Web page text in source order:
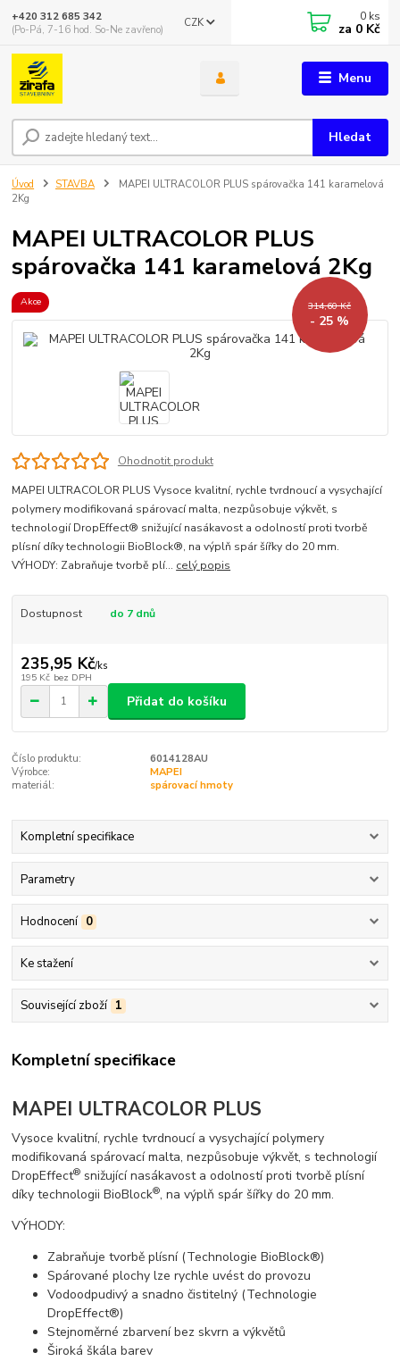
Menu
CZK
Hledat
+420 312 685 342
(Po-Pá, 7-16 hod. So-Ne zavřeno)
0 ks
za 0 Kč
Úvod STAVBA
MAPEI ULTRACOLOR PLUS spárovačka 141 karamelová
2Kg
MAPEI ULTRACOLOR PLUS
spárovačka 141 karamelová 2Kg
Akce 314,60 Kč
- 25 %
Ohodnotit produkt
MAPEI ULTRACOLOR PLUS Vysoce kvalitní, rychle tvrdnoucí a vysychající
polymery modifikovaná spárovací malta, nezpůsobuje výkvět, s
technologií DropEffect® snižující nasákavost a odolností proti tvorbě
plísní díky technologii BioBlock®, na výplň spár šířky do 20 mm.
VÝHODY: Zabraňuje tvorbě plí... celý popis
Dostupnost do 7 dnů
235,95 Kč/ks
195 Kč bez DPH
Přidat do košíku
Číslo produktu:
6014128AU
Výrobce:
MAPEI
materiál:
spárovací hmoty
Kompletní specifikace
Parametry
Hodnocení 0
Ke stažení
Související zboží 1
Kompletní specifikace
MAPEI ULTRACOLOR PLUS
Vysoce kvalitní, rychle tvrdnoucí a vysychající polymery
modifikovaná spárovací malta, nezpůsobuje výkvět, s technologií
DropEffect® snižující nasákavost a odolností proti tvorbě plísní
díky technologii BioBlock®, na výplň spár šířky do 20 mm.
VÝHODY:
Zabraňuje tvorbě plísní (Technologie BioBlock®)
Spárované plochy lze rychle uvést do provozu
Vodoodpudivý a snadno čistitelný (Technologie
DropEffect®)
Stejnoměrné zbarvení bez skvrn a výkvětů
Široká škála barev